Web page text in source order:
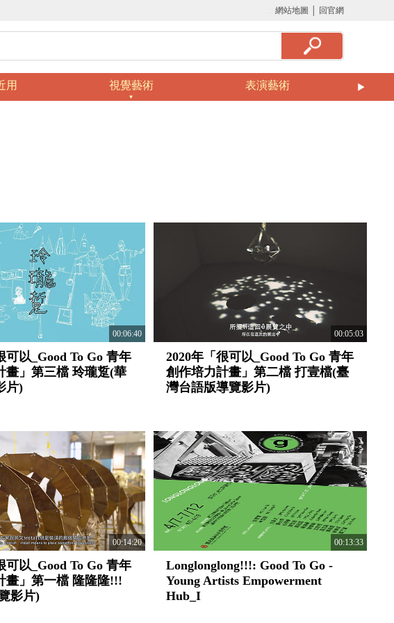
網站地圖 回官網
用 視覺藝術 表演藝術
00:06:40
可以_Good To Go 青年
畫」第三檔 玲瓏踅(華
片)
00:05:03
2020年「很可以_Good To Go 青年
創作培力計畫」第二檔 打壹檔(臺
灣台語版導覽影片)
00:14:20
可以_Good To Go 青年
畫」第一檔 隆隆隆!!!
影片)
00:13:33
Longlonglong!!!: Good To Go -
Young Artists Empowerment
Hub_I